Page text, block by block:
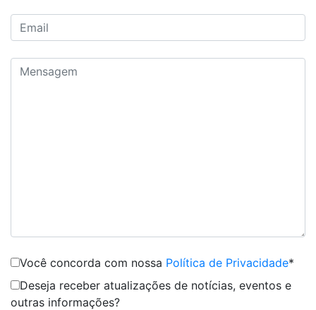
Você concorda com nossa Política de Privacidade*
Deseja receber atualizações de notícias, eventos e
outras informações?